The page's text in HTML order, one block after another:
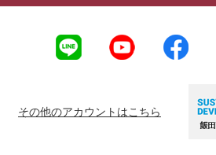
その他のアカウントはこちら